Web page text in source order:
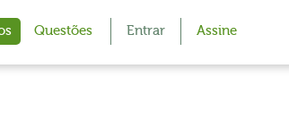
Questões Entrar Assine